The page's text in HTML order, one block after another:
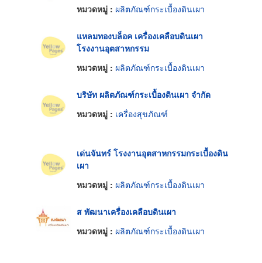
หมวดหมู่ : ผลิตภัณฑ์กระเบื้องดินเผา
แหลมทองบล็อค เครื่องเคลือบดินเผา
โรงงานอุตสาหกรรม
หมวดหมู่ : ผลิตภัณฑ์กระเบื้องดินเผา
บริษัท ผลิตภัณฑ์กระเบื้องดินเผา จำกัด
หมวดหมู่ : เครื่องสุขภัณฑ์
เด่นจันทร์ โรงงานอุตสาหกรรมกระเบื้องดิน
เผา
หมวดหมู่ : ผลิตภัณฑ์กระเบื้องดินเผา
ส พัฒนาเครื่องเคลือบดินเผา
หมวดหมู่ : ผลิตภัณฑ์กระเบื้องดินเผา